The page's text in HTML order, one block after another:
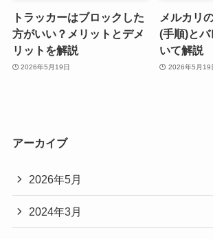
トラッカーはブロックした
方がいい？メリットとデメ
リットを解説
2026年5月19日
メルカリ
(手順)と
いて解説
2026年5月19
アーカイブ
2026年5月
2024年3月